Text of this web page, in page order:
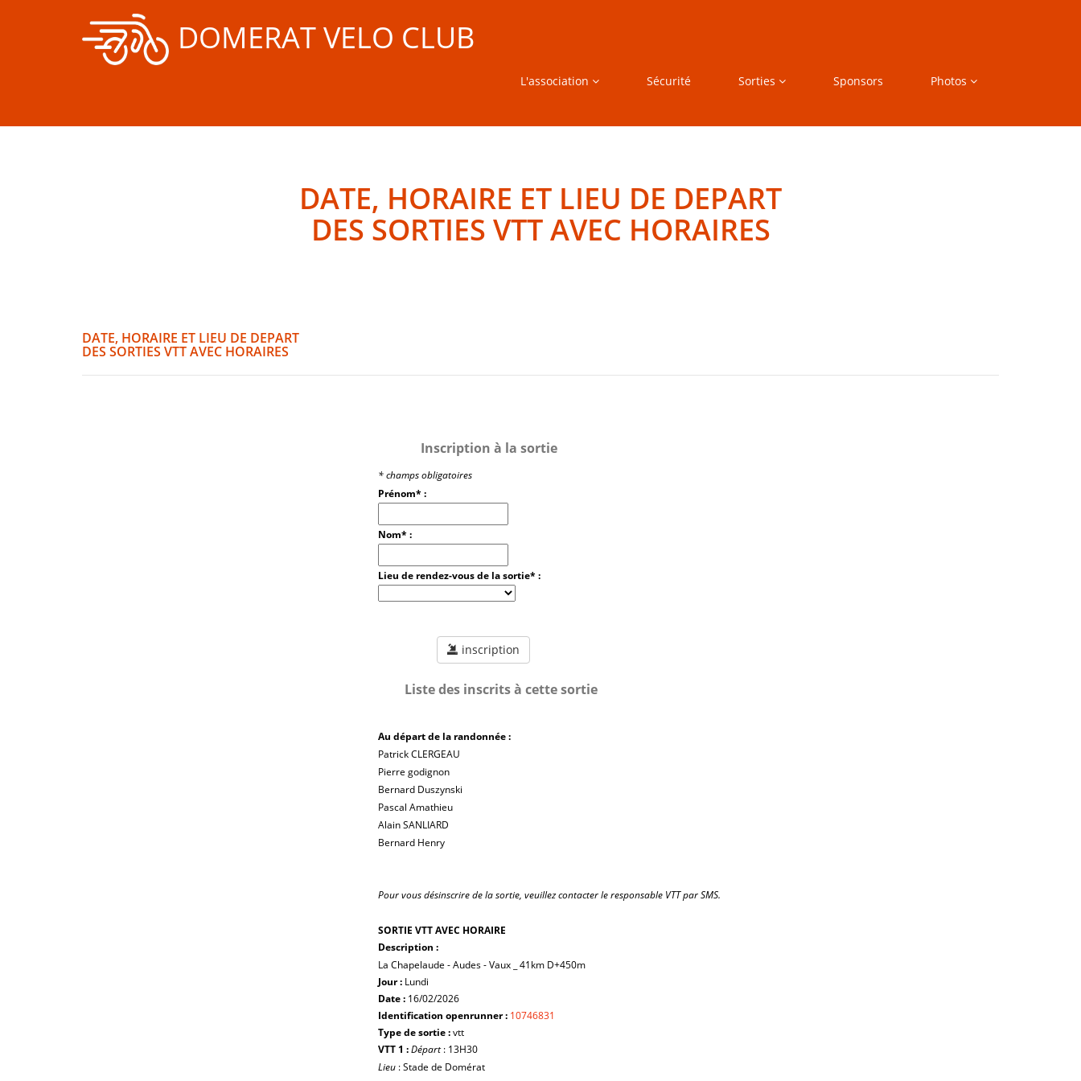
DOMERAT VELO CLUB
L'association Sécurité Sorties Sponsors Photos
DATE, HORAIRE ET LIEU DE DEPART
DES SORTIES VTT AVEC HORAIRES
DATE, HORAIRE ET LIEU DE DEPART
DES SORTIES VTT AVEC HORAIRES
Inscription à la sortie
* champs obligatoires
Prénom* :
Nom* :
Lieu de rendez-vous de la sortie* :
inscription
Liste des inscrits à cette sortie
Au départ de la randonnée :
Patrick CLERGEAU
Pierre godignon
Bernard Duszynski
Pascal Amathieu
Alain SANLIARD
Bernard Henry
Pour vous désinscrire de la sortie, veuillez contacter le responsable VTT par SMS.
SORTIE VTT AVEC HORAIRE
Description :
La Chapelaude - Audes - Vaux _ 41km D+450m
Jour : Lundi
Date : 16/02/2026
Identification openrunner : 10746831
Type de sortie :vtt
VTT 1 :Départ: 13H30
Lieu : Stade de Domérat